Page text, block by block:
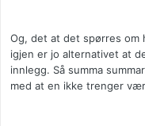
Og, det at det spørres om
igjen er jo alternativet at
innlegg. Så summa
med at en ikke trenger